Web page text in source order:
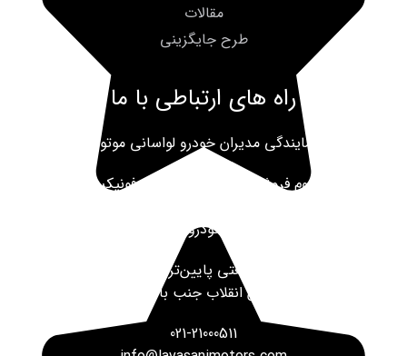
مقالات
طرح جایگزینی
راه های ارتباطی با ما
نمایندگی مدیران خودرو لواسانی موتورز
شوروم فروش محصولات اکستریم فونیکس و
خودرو
تهران خیابان شریعتی پایین‌تر از سه راه طالقانی
نرسیده به خیابان انقلاب جنب بانک ملت پلاک ۴۰
021-21000511